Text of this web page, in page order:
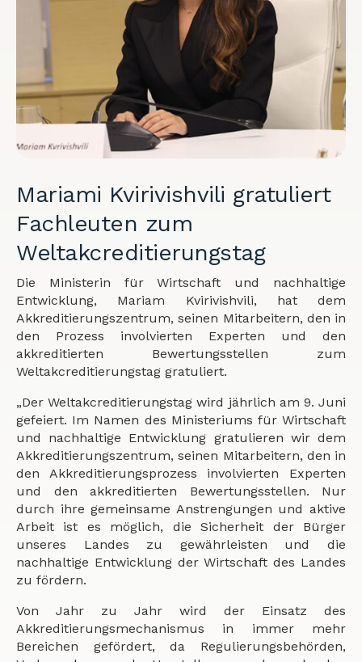
Mariami Kvirivishvili gratuliert
Fachleuten zum
Weltakcreditierungstag
Die Ministerin für Wirtschaft und nachhaltige
Entwicklung, Mariam Kvirivishvili, hat dem
Akkreditierungszentrum, seinen Mitarbeitern, den in
den Prozess involvierten Experten und den
akkreditierten Bewertungsstellen zum
Weltakcreditierungstag gratuliert.
„Der Weltakcreditierungstag wird jährlich am 9. Juni
gefeiert. Im Namen des Ministeriums für Wirtschaft
und nachhaltige Entwicklung gratulieren wir dem
Akkreditierungszentrum, seinen Mitarbeitern, den in
den Akkreditierungsprozess involvierten Experten
und den akkreditierten Bewertungsstellen. Nur
durch ihre gemeinsame Anstrengungen und aktive
Arbeit ist es möglich, die Sicherheit der Bürger
unseres Landes zu gewährleisten und die
nachhaltige Entwicklung der Wirtschaft des Landes
zu fördern.
Von Jahr zu Jahr wird der Einsatz des
Akkreditierungsmechanismus in immer mehr
Bereichen gefördert, da Regulierungsbehörden,